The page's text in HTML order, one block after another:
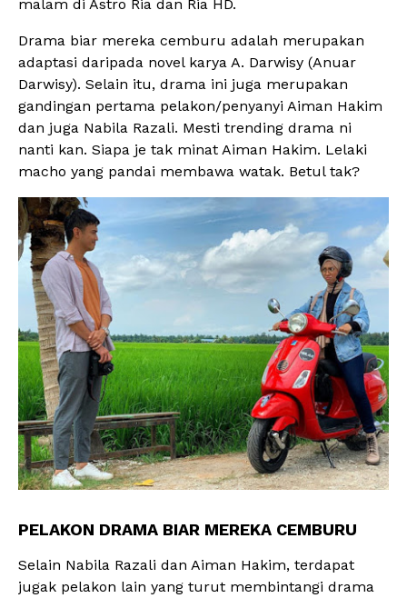
malam di Astro Ria dan Ria HD.
Drama biar mereka cemburu adalah merupakan
adaptasi daripada novel karya A. Darwisy (Anuar
Darwisy). Selain itu, drama ini juga merupakan
gandingan pertama pelakon/penyanyi Aiman Hakim
dan juga Nabila Razali. Mesti trending drama ni
nanti kan. Siapa je tak minat Aiman Hakim. Lelaki
macho yang pandai membawa watak. Betul tak?
PELAKON DRAMA BIAR MEREKA CEMBURU
Selain Nabila Razali dan Aiman Hakim, terdapat
jugak pelakon lain yang turut membintangi drama